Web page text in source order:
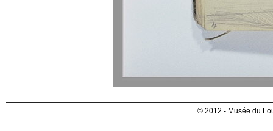
© 2012 - Musée du